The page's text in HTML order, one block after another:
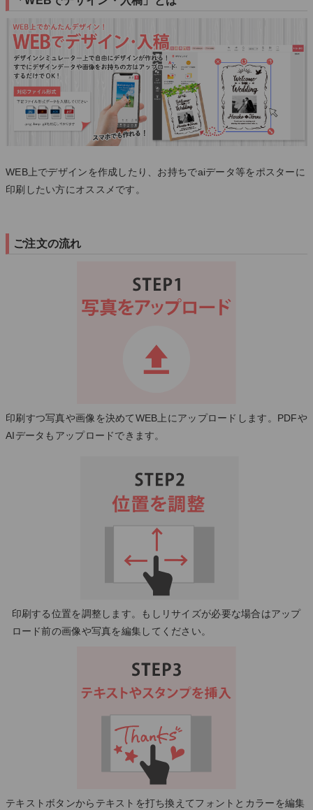
WEB上でデザインを作成したり、お持ちでaiデータ等をポスターに
印刷したい方にオススメです。
ご注文の流れ
印刷すつ写真や画像を決めてWEB上にアップロードします。PDFや
AIデータもアップロードできます。
印刷する位置を調整します。もしリサイズが必要な場合はアップ
ロード前の画像や写真を編集してください。
テキストボタンからテキストを打ち換えてフォントとカラーを編集